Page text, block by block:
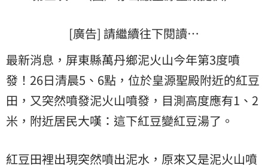
[廣告] 請繼續往下閱讀…
最新消息，屏東縣萬丹鄉泥火山今年第3度噴
發！26日清晨5、6點，位於皇源聖殿附近的紅豆
田，又突然噴發泥火山噴發，目測高度應有1、2
米，附近居民大嘆：這下紅豆變紅豆湯了。
紅豆田裡出現突然噴出泥水，原來又是泥火山噴